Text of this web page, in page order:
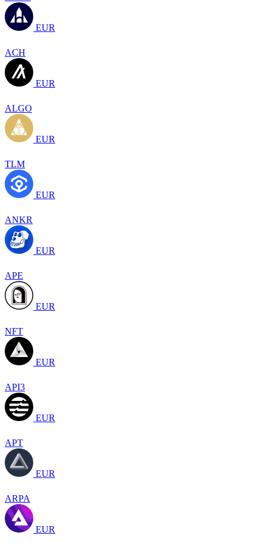
EUR
ACH
EUR
ALGO
EUR
TLM
EUR
ANKR
EUR
APE
EUR
NFT
EUR
API3
EUR
APT
EUR
ARPA
EUR